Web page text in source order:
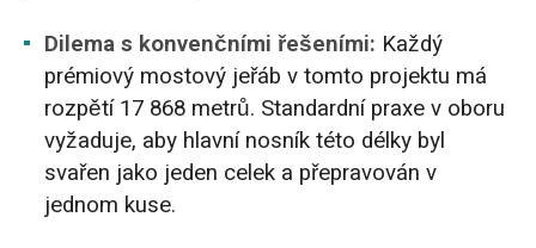
Dilema s konvenčními řešeními: Každý
prémiový mostový jeřáb v tomto projektu má
rozpětí 17 868 metrů. Standardní praxe v oboru
vyžaduje, aby hlavní nosník této délky byl
svařen jako jeden celek a přepravován v
jednom kuse.